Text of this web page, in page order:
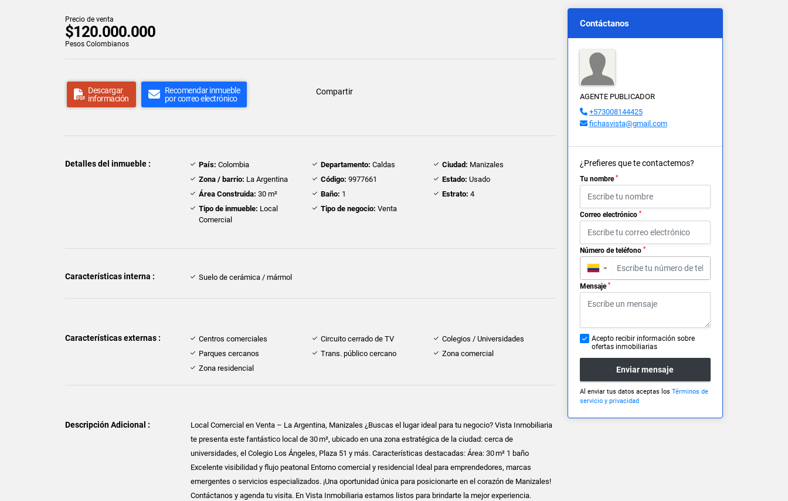
Precio de venta
$120.000.000
Pesos Colombianos
Descargar
información
Recomendar inmueble
por correo electrónico
Compartir
Detalles del inmueble : País: Colombia Departamento: Caldas Ciudad: Manizales
Zona / barrio: La Argentina Código: 9977661 Estado: Usado
Área Construida: 30 m² Baño: 1 Estrato: 4
Tipo de inmueble: Local
Comercial
Tipo de negocio: Venta
Características interna : Suelo de cerámica / mármol
Características externas : Centros comerciales Circuito cerrado de TV
Colegios / Universidades
Parques cercanos
Trans. público cercano
Zona comercial
Zona residencial
Descripción Adicional :
Local Comercial en Venta – La Argentina, Manizales ¿Buscas el lugar ideal para tu negocio? Vista Inmobiliaria
te presenta este fantástico local de 30 m², ubicado en una zona estratégica de la ciudad: cerca de
universidades, el Colegio Los Ángeles, Plaza 51 y más. Características destacadas: Área: 30 m² 1 baño
Excelente visibilidad y flujo peatonal Entorno comercial y residencial Ideal para emprendedores, marcas
emergentes o servicios especializados. ¡Una oportunidad única para posicionarte en el corazón de Manizales!
Contáctanos y agenda tu visita. En Vista Inmobiliaria estamos listos para brindarte la mejor experiencia.
Contáctanos
AGENTE PUBLICADOR
+573008144425
fichasvista@gmail.com
¿Prefieres que te contactemos?
Tu nombre *
Correo electrónico *
Número de teléfono *
▼
Mensaje *
Acepto recibir información sobre
ofertas inmobiliarias
Enviar mensaje
Al enviar tus datos aceptas los Términos de
servicio y privacidad